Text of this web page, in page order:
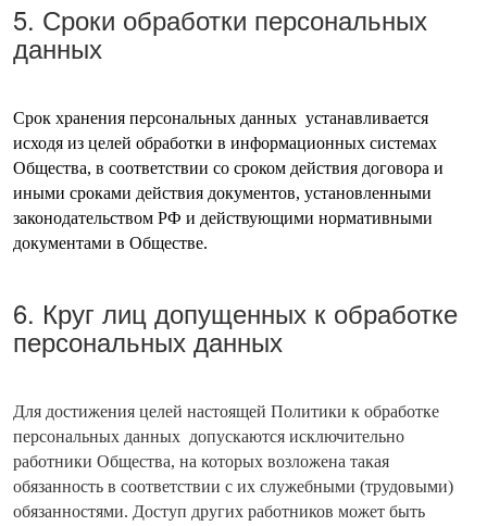
5. Сроки обработки персональных
данных
Срок хранения персональных данных устанавливается
исходя из целей обработки в информационных системах
Общества, в соответствии со сроком действия договора и
иными сроками действия документов, установленными
законодательством РФ и действующими нормативными
документами в Обществе.
6. Круг лиц допущенных к обработке
персональных данных
Для достижения целей настоящей Политики к обработке
персональных данных допускаются исключительно
работники Общества, на которых возложена такая
обязанность в соответствии с их служебными (трудовыми)
обязанностями. Доступ других работников может быть